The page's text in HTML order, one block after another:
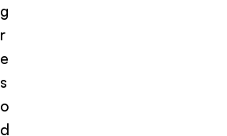
g
r
e
s
o
d